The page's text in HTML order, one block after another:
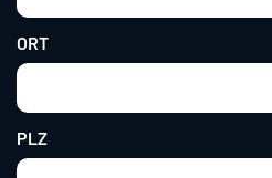
ORT
PLZ